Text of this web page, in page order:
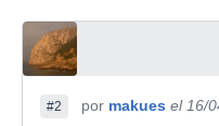
#2 por makues el 16/